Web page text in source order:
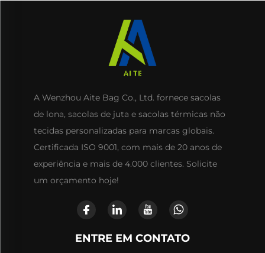
A Wenzhou Aite Bag Co., Ltd. fornece sacolas
de lona, sacolas de juta e sacolas térmicas não
tecidas personalizadas para marcas globais.
Certificada ISO 9001, com mais de 20 anos de
experiência e mais de 4.000 clientes. Solicite
um orçamento hoje!
ENTRE EM CONTATO